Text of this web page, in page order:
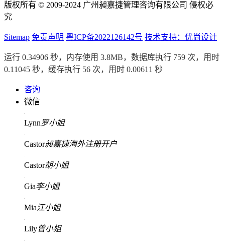
版权所有 © 2009-2024 广州昶嘉捷管理咨询有限公司 侵权必
究
Sitemap 免责声明 粤ICP备2022126142号 技术支持：优尚设计
运行 0.34906 秒，内存使用 3.8MB，数据库执行 759 次，用时
0.11045 秒，缓存执行 56 次，用时 0.00611 秒
咨询
微信
Lynn罗小姐
Castor昶嘉捷海外注册开户
Castor胡小姐
Gia李小姐
Mia江小姐
Lily曾小姐